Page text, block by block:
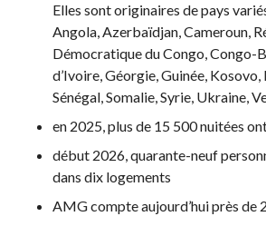
Elles sont originaires de pays
Angola, Azerbaïdjan, Cameroun,
Démocratique du Congo, Congo-
d’Ivoire, Géorgie, Guinée,
Sénégal, Somalie, Syrie, Ukraine,
en 2025, plus de 15 500 nuitées
début 2026, quarante-neuf
dans dix logements
AMG compte aujourd’hui près de